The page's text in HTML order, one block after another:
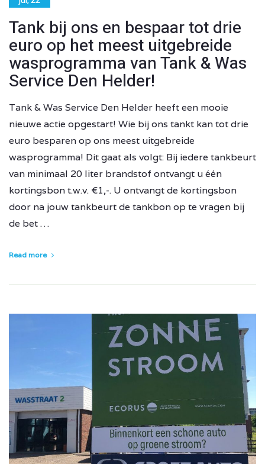
Tank bij ons en bespaar tot drie
euro op het meest uitgebreide
wasprogramma van Tank & Was
Service Den Helder!
Tank & Was Service Den Helder heeft een mooie
nieuwe actie opgestart! Wie bij ons tankt kan tot drie
euro besparen op ons meest uitgebreide
wasprogramma! Dit gaat als volgt: Bij iedere tankbeurt
van minimaal 20 liter brandstof ontvangt u één
kortingsbon t.w.v. €1,-. U ontvangt de kortingsbon
door na jouw tankbeurt de tankbon op te vragen bij
de bet …
Read more